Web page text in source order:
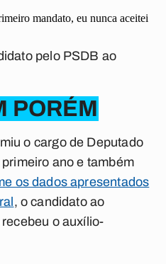
mandato, eu nunca aceitei
pelo PSDB ao
PORÉM
o cargo de Deputado
ano e também
os dados apresentados
, o candidato ao
o auxílio-